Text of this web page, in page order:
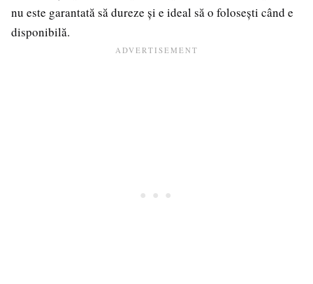
nu este garantată să dureze și e ideal să o folosești când e
disponibilă.